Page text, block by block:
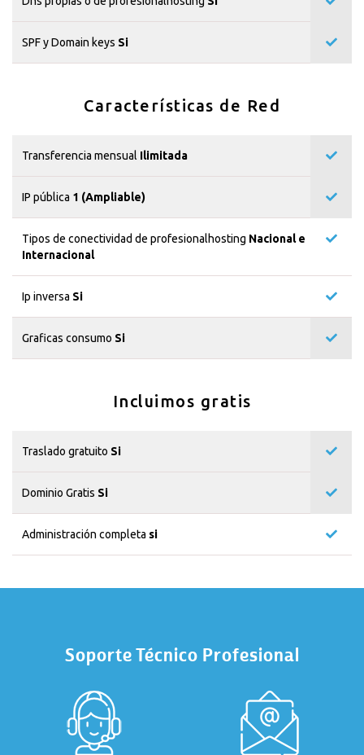
SPF y Domain keys Si
Características de Red
Transferencia mensual Ilimitada
IP pública 1 (Ampliable)
Tipos de conectividad de profesionalhosting Nacional e
Internacional
Ip inversa Si
Graficas consumo Si
Incluimos gratis
Traslado gratuito Si
Dominio Gratis Si
Administración completa si
Soporte Técnico Profesional